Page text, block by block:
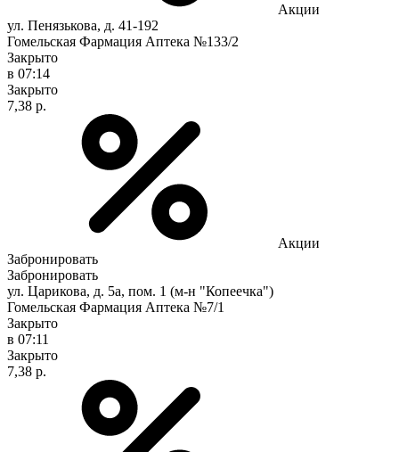
Акции
ул. Пенязькова, д. 41-192
Гомельская Фармация Аптека №133/2
Закрыто
в 07:14
Закрыто
7,38 р.
Акции
Забронировать
Забронировать
ул. Царикова, д. 5а, пом. 1 (м-н "Копеечка")
Гомельская Фармация Аптека №7/1
Закрыто
в 07:11
Закрыто
7,38 р.